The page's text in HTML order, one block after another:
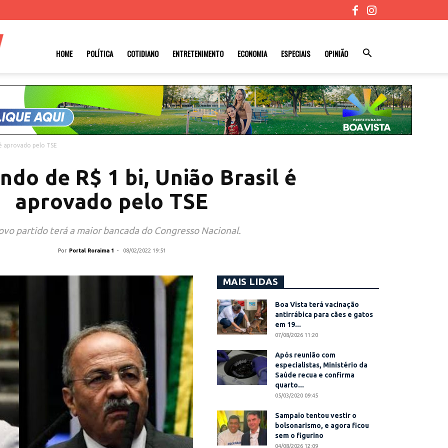
HOME POLÍTICA COTIDIANO ENTRETENIMENTO ECONOMIA ESPECIAIS OPINIÃO
aprovado pelo TSE
de R$ 1 bi, União Brasil é
aprovado pelo TSE
partido terá a maior bancada do Congresso Nacional.
Por Portal Roraima 1 - 08/02/2022 19:51
MAIS LIDAS
Boa Vista terá vacinação
antirrábica para cães e gatos
em 19...
07/08/2026 11:20
Após reunião com
especialistas, Ministério da
Saúde recua e confirma
quarto...
05/03/2020 09:45
Sampaio tentou vestir o
bolsonarismo, e agora ficou
sem o figurino
04/08/2026 12:09